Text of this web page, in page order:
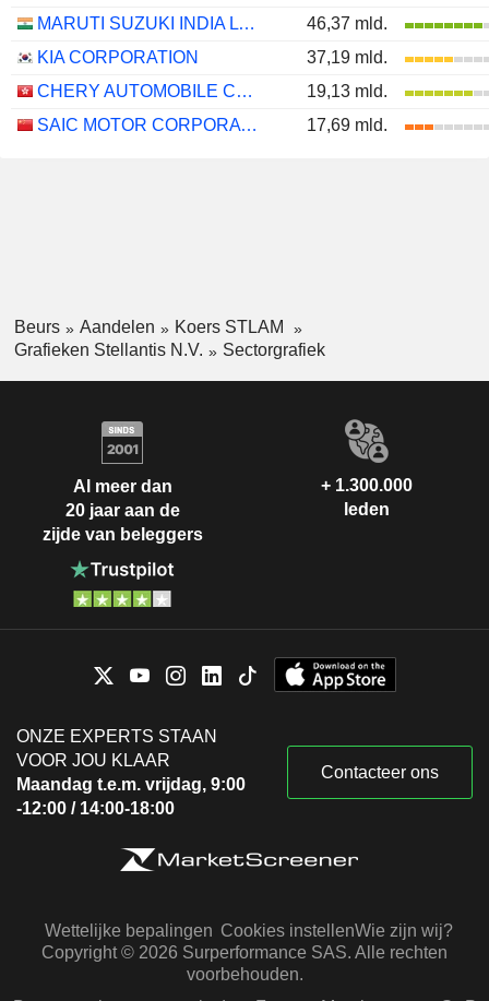
MARUTI SUZUKI INDIA LTD
46,37 mld.
KIA CORPORATION
37,19 mld.
CHERY AUTOMOBILE CO., LTD.
19,13 mld.
SAIC MOTOR CORPORATION LIMITED
17,69 mld.
Beurs Aandelen
Koers STLAM
Grafieken Stellantis N.V.
Sectorgrafiek
Al meer dan
20 jaar aan de
zijde van beleggers
+ 1.300.000
leden
ONZE EXPERTS STAAN
VOOR JOU KLAAR
Maandag t.e.m. vrijdag, 9:00
-12:00 / 14:00-18:00
Contacteer ons
Wettelijke bepalingen Cookies instellenWie zijn wij?
Copyright © 2026 Surperformance SAS. Alle rechten
voorbehouden.